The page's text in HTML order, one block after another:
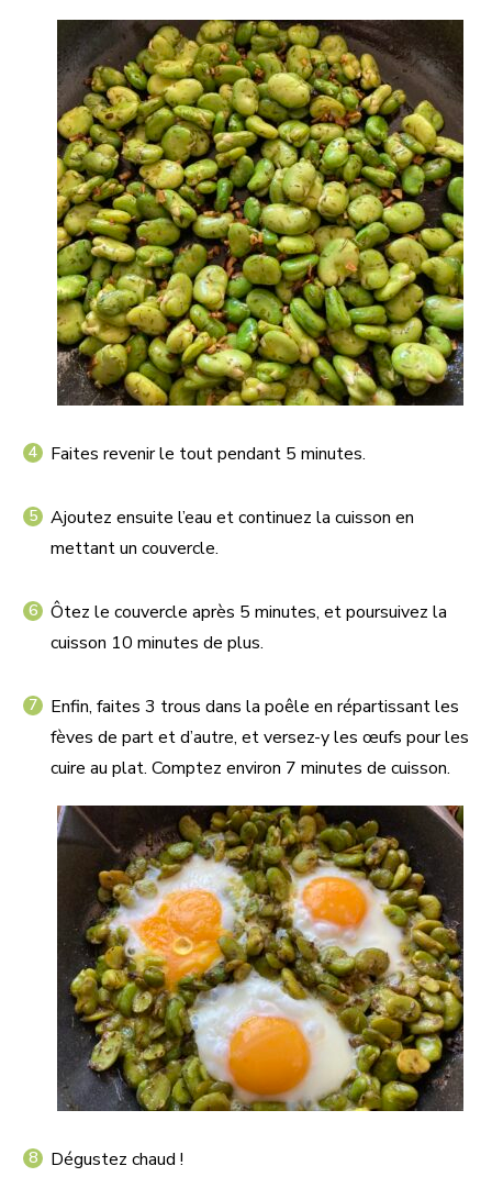
Faites revenir le tout pendant 5 minutes.
Ajoutez ensuite l’eau et continuez la cuisson en
mettant un couvercle.
Ôtez le couvercle après 5 minutes, et poursuivez la
cuisson 10 minutes de plus.
Enfin, faites 3 trous dans la poêle en répartissant les
fèves de part et d’autre, et versez-y les œufs pour les
cuire au plat. Comptez environ 7 minutes de cuisson.
Dégustez chaud !